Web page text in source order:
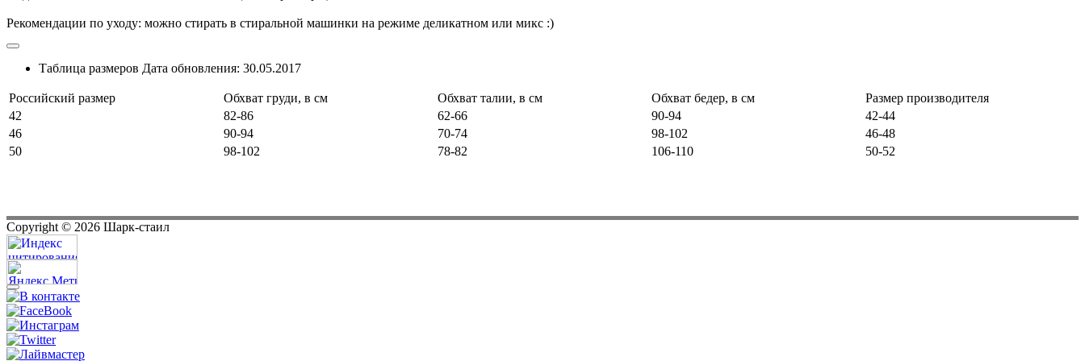
Рекомендации по уходу: можно стирать в стиральной машинки на режиме деликатном или микс :)
Таблица размеров Дата обновления: 30.05.2017
Российский размер Обхват груди, в см Обхват талии, в см Обхват бедер, в см
Размер производителя
42
82-86 62-66 90-94
42-44
46
90-94 70-74 98-102
46-48
50
98-102 78-82 106-110 50-52
Copyright © 2026 Шарк-стаил